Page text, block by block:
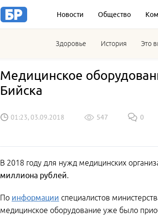
Новости Общество
Здоровье История Это
Медицинское
Бийска
01:23, 03.09.2018 547 0
В 2018 году для нужд медицинских
миллиона рублей.
По информации специалистов
медицинское оборудование уже было